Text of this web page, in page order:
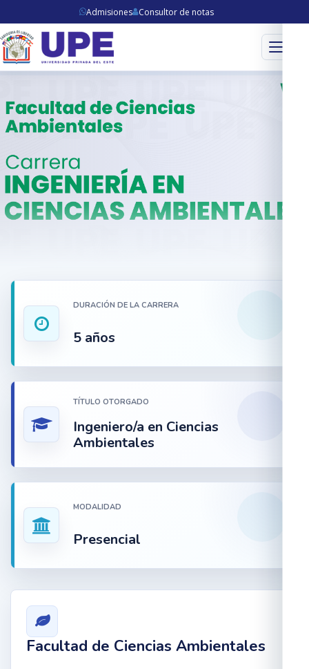
Admisiones Consultor de notas
Menú
DURACIÓN DE LA CARRERA
5 años
TÍTULO OTORGADO
Ingeniero/a en Ciencias
Ambientales
MODALIDAD
Presencial
Facultad de Ciencias Ambientales